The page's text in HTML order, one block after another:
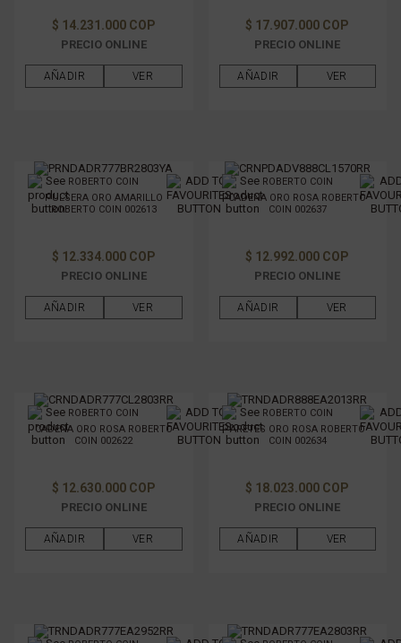
$ 14.231.000 COP
PRECIO ONLINE
AÑADIR VER
$ 17.907.000 COP
PRECIO ONLINE
AÑADIR VER
ROBERTO COIN
PULSERA ORO AMARILLO
ROBERTO COIN 002613
$ 12.334.000 COP
PRECIO ONLINE
AÑADIR VER
ROBERTO COIN
CADENA ORO ROSA ROBERTO
COIN 002637
$ 12.992.000 COP
PRECIO ONLINE
AÑADIR VER
ROBERTO COIN
CADENA ORO ROSA ROBERTO
COIN 002622
$ 12.630.000 COP
PRECIO ONLINE
AÑADIR VER
ROBERTO COIN
ARETES ORO ROSA ROBERTO
COIN 002634
$ 18.023.000 COP
PRECIO ONLINE
AÑADIR VER